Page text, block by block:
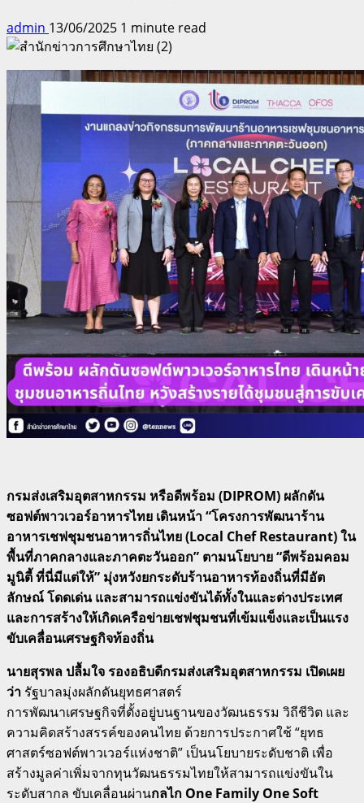
admin 13/06/2025 1 minute read
กรมส่งเสริมอุตสาหกรรม หรือดีพร้อม (DIPROM) ผลักดัน
ซอฟต์พาวเวอร์อาหารไทย เดินหน้า “โครงการพัฒนาร้าน
อาหารเชฟชุมชนอาหารถิ่นไทย (Local Chef Restaurant) ใน
พื้นที่ภาคกลางและภาคตะวันออก” ตามนโยบาย “ดีพร้อมคอม
มูนิตี้ ที่นี่มีแต่ให้” มุ่งหวังยกระดับร้านอาหารท้องถิ่นที่มีอัต
ลักษณ์ โดดเด่น และสามารถแข่งขันได้ทั้งในและต่างประเทศ
และการสร้างให้เกิดเครือข่ายเชฟชุมชนที่เข้มแข็งและเป็นแรง
ขับเคลื่อนเศรษฐกิจท้องถิ่น
นายสุรพล ปลื้มใจ รองอธิบดีกรมส่งเสริมอุตสาหกรรม เปิดเผย
ว่า รัฐบาลมุ่งผลักดันยุทธศาสตร์
การพัฒนาเศรษฐกิจที่ตั้งอยู่บนฐานของวัฒนธรรม วิถีชีวิต และ
ความคิดสร้างสรรค์ของคนไทย ด้วยการประกาศใช้ “ยุทธ
ศาสตร์ซอฟต์พาวเวอร์แห่งชาติ” เป็นนโยบายระดับชาติ เพื่อ
สร้างมูลค่าเพิ่มจากทุนวัฒนธรรมไทยให้สามารถแข่งขันใน
ระดับสากล ขับเคลื่อนผ่านกลไก One Family One Soft